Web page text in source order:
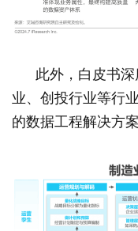
此外，白皮书
业、创投行业等行
的数据工程解决方案